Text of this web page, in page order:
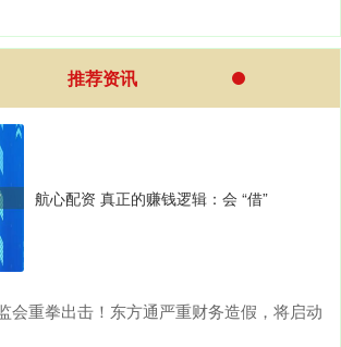
推荐资讯
航心配资 真正的赚钱逻辑：会 “借”
会重拳出击！东方通严重财务造假，将启动